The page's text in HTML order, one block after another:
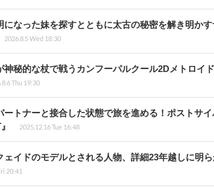
になった妹を探すとともに太古の秘密を解き明か
2026.8.5 Wed 18:30
神秘的な杖で戦うカンフーパルクール2Dメトロイ
Thu 19:30
ートナーと接合した状態で旅を進める！ポストサ
2025.12.16 Tue 16:48
ェイドのモデルとされる人物、詳細23年越しに明
20:41